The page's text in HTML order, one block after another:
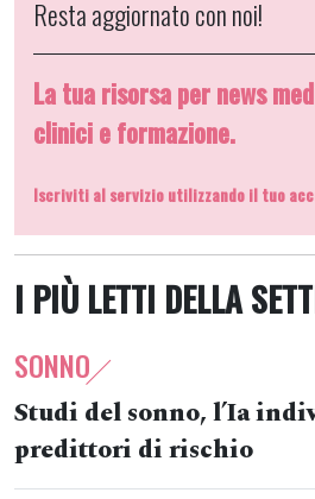
Resta aggiornato con noi!
La tua risorsa per news
clinici e formazione.
Iscriviti al servizio utilizzando il tuo
I PIÙ LETTI DELLA
SONNO
Studi del sonno, l’Ia
predittori di rischio